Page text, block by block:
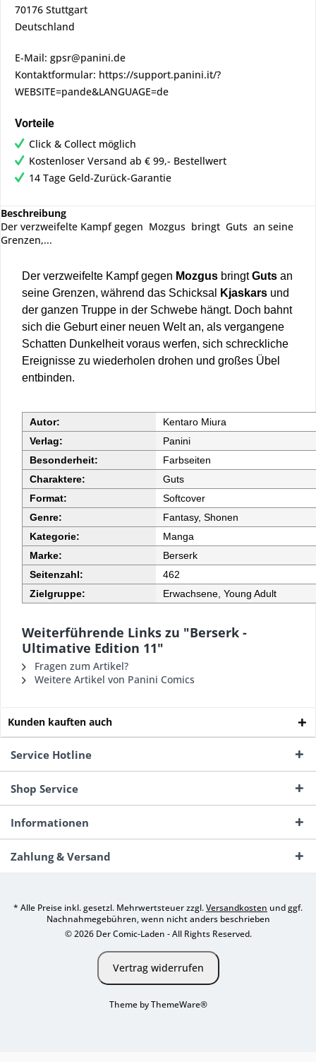
70176 Stuttgart
Deutschland
E-Mail: gpsr@panini.de
Kontaktformular: https://support.panini.it/?
WEBSITE=pande&LANGUAGE=de
Vorteile
Click & Collect möglich
Kostenloser Versand ab € 99,- Bestellwert
14 Tage Geld-Zurück-Garantie
Beschreibung
Der verzweifelte Kampf gegen Mozgus bringt Guts an seine
Grenzen,...
Der verzweifelte Kampf gegen Mozgus bringtGuts an
seine Grenzen, während das Schicksal
Kjaskars und
der ganzen Truppe in der Schwebe hängt. Doch bahnt
sich die Geburt einer neuen Welt an, als vergangene
Schatten Dunkelheit voraus werfen, sich schreckliche
Ereignisse zu wiederholen drohen und großes Übel
entbinden.
Autor:
Kentaro Miura
Verlag:
Panini
Besonderheit:
Farbseiten
Charaktere:
Guts
Format:
Softcover
Genre:
Fantasy, Shonen
Kategorie:
Manga
Marke:
Berserk
Seitenzahl:
462
Zielgruppe:
Erwachsene, Young Adult
Weiterführende Links zu "Berserk -
Ultimative Edition 11"
Fragen zum Artikel?
Weitere Artikel von Panini Comics
Kunden kauften auch
Service Hotline
Shop Service
Informationen
Zahlung & Versand
* Alle Preise inkl. gesetzl. Mehrwertsteuer zzgl.Versandkosten und ggf.
Nachnahmegebühren, wenn nicht anders beschrieben
© 2026 Der Comic-Laden - All Rights Reserved.
Vertrag widerrufen
Theme byThemeWare®